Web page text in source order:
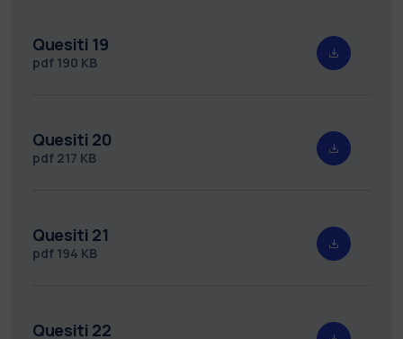
Quesiti 19
pdf 190 KB
Quesiti 20
pdf 217 KB
Quesiti 21
pdf 194 KB
Quesiti 22